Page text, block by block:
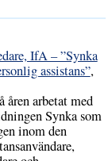
IfA – ”Synka
assistans”,
åren arbetat med
Synka som
inom den